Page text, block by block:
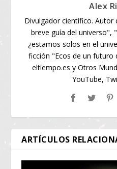
Alex
Divulgador científico. Autor
breve guía del universo",
¿estamos solos en el
ficción "Ecos de un futuro
eltiempo.es y Otros
YouTube,
ARTÍCULOS